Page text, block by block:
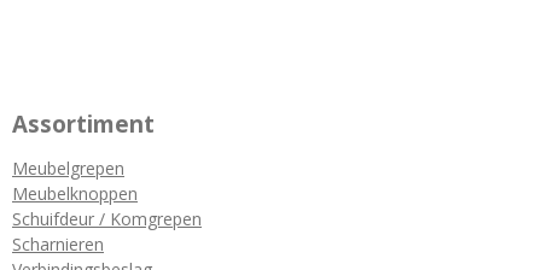
Assortiment
Meubelgrepen
Meubelknoppen
Schuifdeur / Komgrepen
Scharnieren